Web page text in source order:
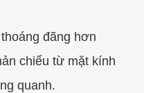
đãng hơn
chiếu từ mặt kính
quanh.